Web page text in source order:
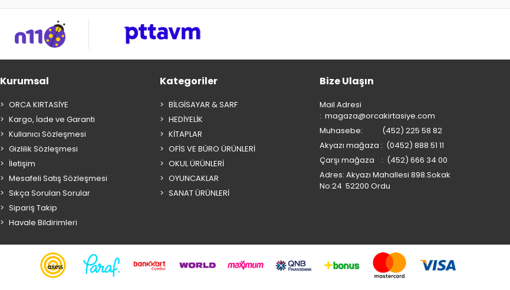
Kurumsal
ORCA KIRTASİYE
Kargo, İade ve Garanti
Kullanıcı Sözleşmesi
Gizlilik Sözleşmesi
İletişim
Mesafeli Satış Sözleşmesi
Sıkça Sorulan Sorular
Sipariş Takip
Havale Bildirimleri
Kategoriler
BİLGİSAYAR & SARF
HEDİYELİK
KİTAPLAR
OFİS VE BÜRO ÜRÜNLERİ
OKUL ÜRÜNLERİ
OYUNCAKLAR
SANAT ÜRÜNLERİ
Bize Ulaşın
Mail Adresi
: magaza@orcakirtasiye.com
Muhasebe: (452) 225 58 82
Akyazı mağaza : (0452) 888 51 11
Çarşı mağaza : (452) 666 34 00
Adres: Akyazı Mahallesi 898.Sokak
No:24 52200 Ordu